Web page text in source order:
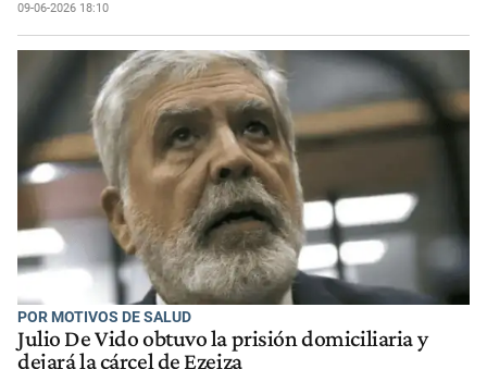
09-06-2026 18:10
POR MOTIVOS DE SALUD
Julio De Vido obtuvo la prisión domiciliaria y
dejará la cárcel de Ezeiza